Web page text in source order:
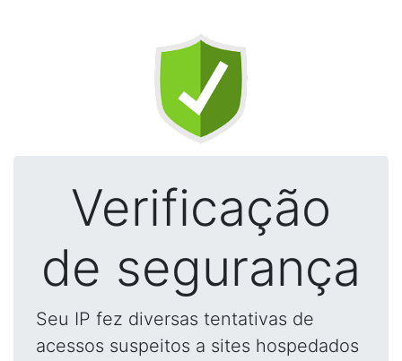
Verificação
de segurança
Seu IP fez diversas tentativas de
acessos suspeitos a sites hospedados